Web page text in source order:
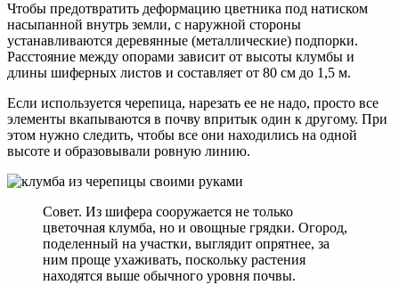
Чтобы предотвратить деформацию цветника под натиском
насыпанной внутрь земли, с наружной стороны
устанавливаются деревянные (металлические) подпорки.
Расстояние между опорами зависит от высоты клумбы и
длины шиферных листов и составляет от 80 см до 1,5 м.
Если используется черепица, нарезать ее не надо, просто все
элементы вкапываются в почву впритык один к другому. При
этом нужно следить, чтобы все они находились на одной
высоте и образовывали ровную линию.
Совет. Из шифера сооружается не только
цветочная клумба, но и овощные грядки. Огород,
поделенный на участки, выглядит опрятнее, за
ним проще ухаживать, поскольку растения
находятся выше обычного уровня почвы.